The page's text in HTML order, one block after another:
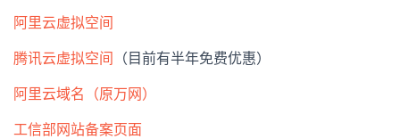
阿里云虚拟空间
腾讯云虚拟空间 （目前有半年免费优惠）
阿里云域名（原万网）
工信部网站备案页面